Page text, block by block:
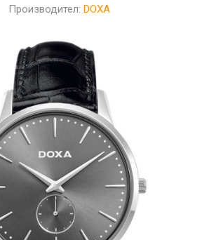
Производител: DOXA